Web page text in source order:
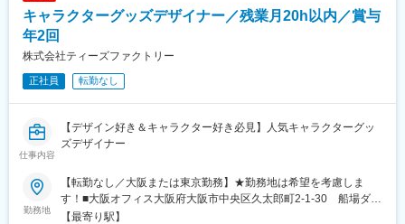
キャラクターグッズデザイナー／残業月20h以内／賞与
年2回
株式会社ティーズファクトリー
正社員 転勤なし
仕事内容
【デザイン好き＆キャラクター好き必見】人気キャラクターグッ
ズデザイナー
勤務地
【転勤なし／大阪または東京勤務】★勤務地は希望を考慮しま
す！■大阪オフィス大阪府大阪市中央区久太郎町2-1-30 船場ダイ
ヤモンドビル8F■東京オフィス☆7月より八丁堀駅前の新オフィス
【最寄り駅】